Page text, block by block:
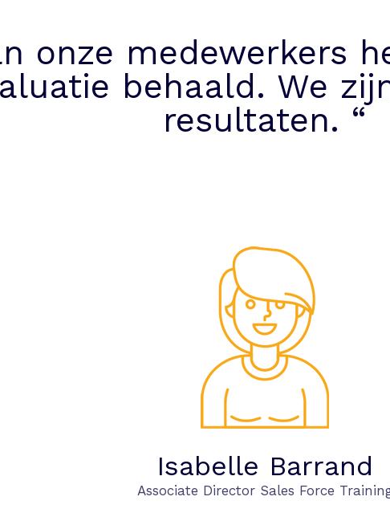
onze medewerkers
behaald. We
resultaten. “
Isabelle Barrand
Associate Director Sales Force